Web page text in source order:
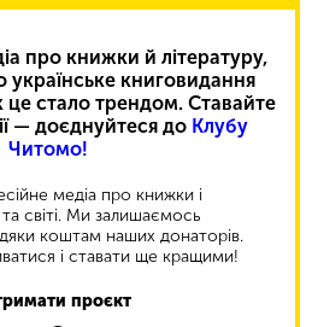
про книжки й літературу,
книговидання
це стало трендом. Ставайте
— доєднуйтеся до Клубу
Читомо!
медіа про книжки і
світі. Ми залишаємось
коштам наших донаторів.
і ставати ще кращими!
проєкт